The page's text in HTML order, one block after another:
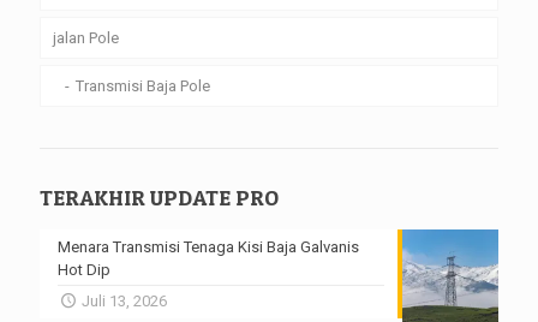
jalan Pole
Transmisi Baja Pole
TERAKHIR UPDATE PRO
Menara Transmisi Tenaga Kisi Baja Galvanis
Hot Dip
Juli 13, 2026